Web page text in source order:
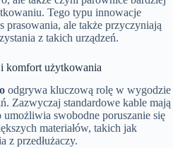
Tego typu innowacje
prasowania, ale także przyczyniają
z takich urządzeń.
komfort użytkowania
odgrywa kluczową rolę w wygodzie
Zazwyczaj standardowe kable mają
umożliwia swobodne poruszanie się
materiałów, takich jak
z przedłużaczy.